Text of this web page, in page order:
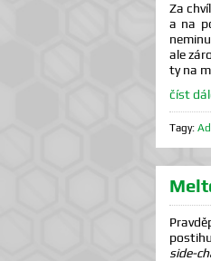
Za
a na
ale
ty na
číst
Tagy:
side-